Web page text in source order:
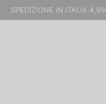
SPEDIZIONE IN ITALIA